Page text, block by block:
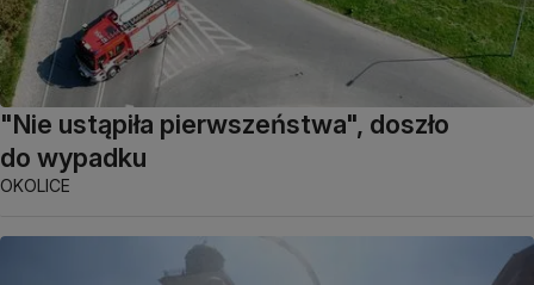
"Nie ustąpiła pierwszeństwa", doszło
do wypadku
OKOLICE